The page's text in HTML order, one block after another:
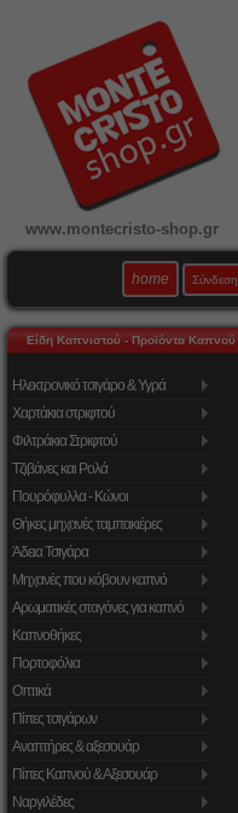
www.montecristo-shop.gr
home Σύνδεση
Είδη Καπνιστού - Προϊόντα Καπνού
Ηλεκτρονικό τσιγάρο & Υγρά
Χαρτάκια στριφτού
Φιλτράκια Στριφτού
Τζιβάνες και Ρολά
Πουρόφυλλα - Κώνοι
Θήκες μηχανές ταμπακιέρες
Άδεια Τσιγάρα
Μηχανές που κόβουν καπνό
Αρωματικές σταγόνες για καπνό
Καπνοθήκες
Πορτοφόλια
Οπτικά
Πίπες τσιγάρων
Αναπτήρες & αξεσουάρ
Πίπες Καπνού & Αξεσουάρ
Ναργιλέδες